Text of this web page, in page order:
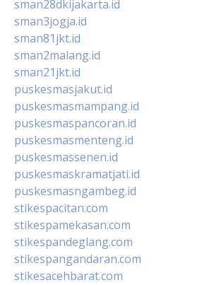
sman28dkijakarta.id
sman3jogja.id
sman81jkt.id
sman2malang.id
sman21jkt.id
puskesmasjakut.id
puskesmasmampang.id
puskesmaspancoran.id
puskesmasmenteng.id
puskesmassenen.id
puskesmaskramatjati.id
puskesmasngambeg.id
stikespacitan.com
stikespamekasan.com
stikespandeglang.com
stikespangandaran.com
stikesacehbarat.com